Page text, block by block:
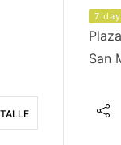
7
San